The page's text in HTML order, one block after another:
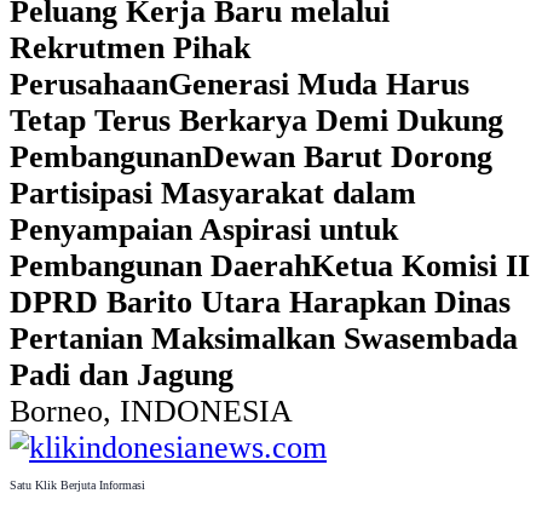
Peluang Kerja Baru melalui
Rekrutmen Pihak
PerusahaanGenerasi Muda Harus
Tetap Terus Berkarya Demi Dukung
PembangunanDewan Barut Dorong
Partisipasi Masyarakat dalam
Penyampaian Aspirasi untuk
Pembangunan DaerahKetua Komisi II
DPRD Barito Utara Harapkan Dinas
Pertanian Maksimalkan Swasembada
Padi dan Jagung
Borneo, INDONESIA
Satu Klik Berjuta Informasi